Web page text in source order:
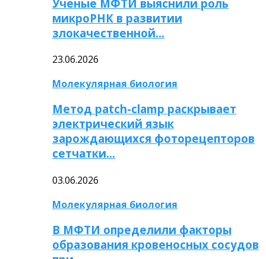
Ученые МФТИ выяснили роль
микроРНК в развитии
злокачественной…
23.06.2026
Молекулярная биология
Метод patch-clamp раскрывает
электрический язык
зарождающихся фоторецепторов
сетчатки…
03.06.2026
Молекулярная биология
В МФТИ определили факторы
образования кровеносных сосудов